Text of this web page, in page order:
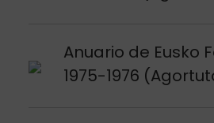
Anuario de Eusko
1975-1976
Argitalpena ikusi